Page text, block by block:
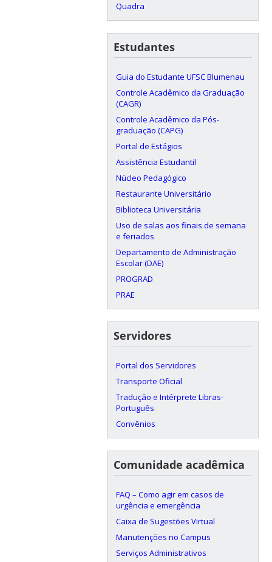
Quadra
Estudantes
Guia do Estudante UFSC Blumenau
Controle Acadêmico da Graduação
(CAGR)
Controle Acadêmico da Pós-
graduação (CAPG)
Portal de Estágios
Assistência Estudantil
Núcleo Pedagógico
Restaurante Universitário
Biblioteca Universitária
Uso de salas aos finais de semana
e feriados
Departamento de Administração
Escolar (DAE)
PROGRAD
PRAE
Servidores
Portal dos Servidores
Transporte Oficial
Tradução e Intérprete Libras-
Português
Convênios
Comunidade acadêmica
FAQ – Como agir em casos de
urgência e emergência
Caixa de Sugestões Virtual
Manutenções no Campus
Serviços Administrativos